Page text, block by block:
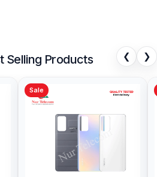
Selling Products ❮ ❯
Sale